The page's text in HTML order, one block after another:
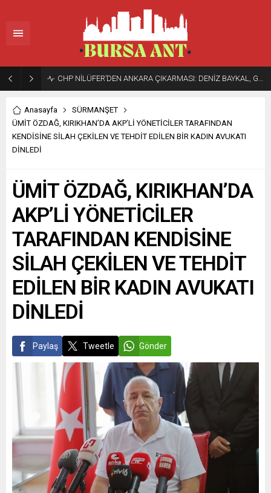
CHP NİLÜFER’DEN ANKARA ÇIKARMASI: DENİZ BAYKAL, GENEL MERKEZ VE TBMM’DE ÖNEMLİ TEMASLARDA BULUNDU
Anasayfa
SÜRMANŞET
ÜMİT ÖZDAĞ, KIRIKHAN’DA AKP’Lİ YÖNETİCİLER TARAFINDAN
KENDİSİNE SİLAH ÇEKİLEN VE TEHDİT EDİLEN BİR KADIN AVUKATI
DİNLEDİ
ÜMİT ÖZDAĞ, KIRIKHAN’DA
AKP’Lİ YÖNETİCİLER
TARAFINDAN KENDİSİNE
SİLAH ÇEKİLEN VE TEHDİT
EDİLEN BİR KADIN AVUKATI
DİNLEDİ
Paylaş Tweetle Gönder